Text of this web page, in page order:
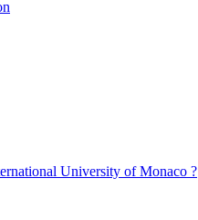
University of Monaco ?